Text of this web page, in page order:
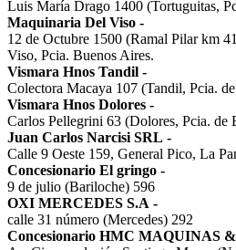
Luis María Drago 1400 (Tortuguitas,
Maquinaria Del Viso -
12 de Octubre 1500 (Ramal Pilar km
Viso, Pcia. Buenos Aires.
Vismara Hnos Tandil -
Colectora Macaya 107 (Tandil, Pcia.
Vismara Hnos Dolores -
Carlos Pellegrini 63 (Dolores, Pcia. de
Juan Carlos Narcisi SRL -
Calle 9 Oeste 159, General Pico, La
Concesionario El gringo -
9 de julio (Bariloche) 596
OXI MERCEDES S.A -
calle 31 número (Mercedes) 292
Concesionario HMC MAQUINAS